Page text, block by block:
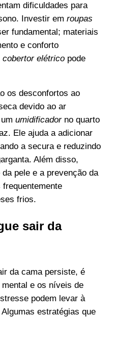
dificuldades para
Investir em roupas
fundamental; materiais
e conforto
cobertor elétricopode
os desconfortos ao
devido ao ar
umidificadorno quarto
Ele ajuda a adicionar
a secura e reduzindo
Além disso,
pele e a prevenção da
frios.
sair da
da cama persiste, é
e os níveis de
podem levar à
estratégias que